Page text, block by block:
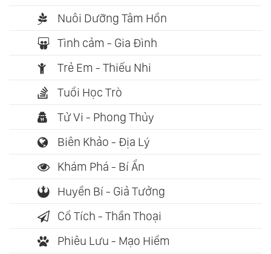
Nuôi Dưỡng Tâm Hồn
Tình cảm - Gia Đình
Trẻ Em - Thiếu Nhi
Tuổi Học Trò
Tử Vi - Phong Thủy
Biên Khảo - Địa Lý
Khám Phá - Bí Ẩn
Huyền Bí - Giả Tưởng
Cổ Tích - Thần Thoại
Phiêu Lưu - Mạo Hiểm